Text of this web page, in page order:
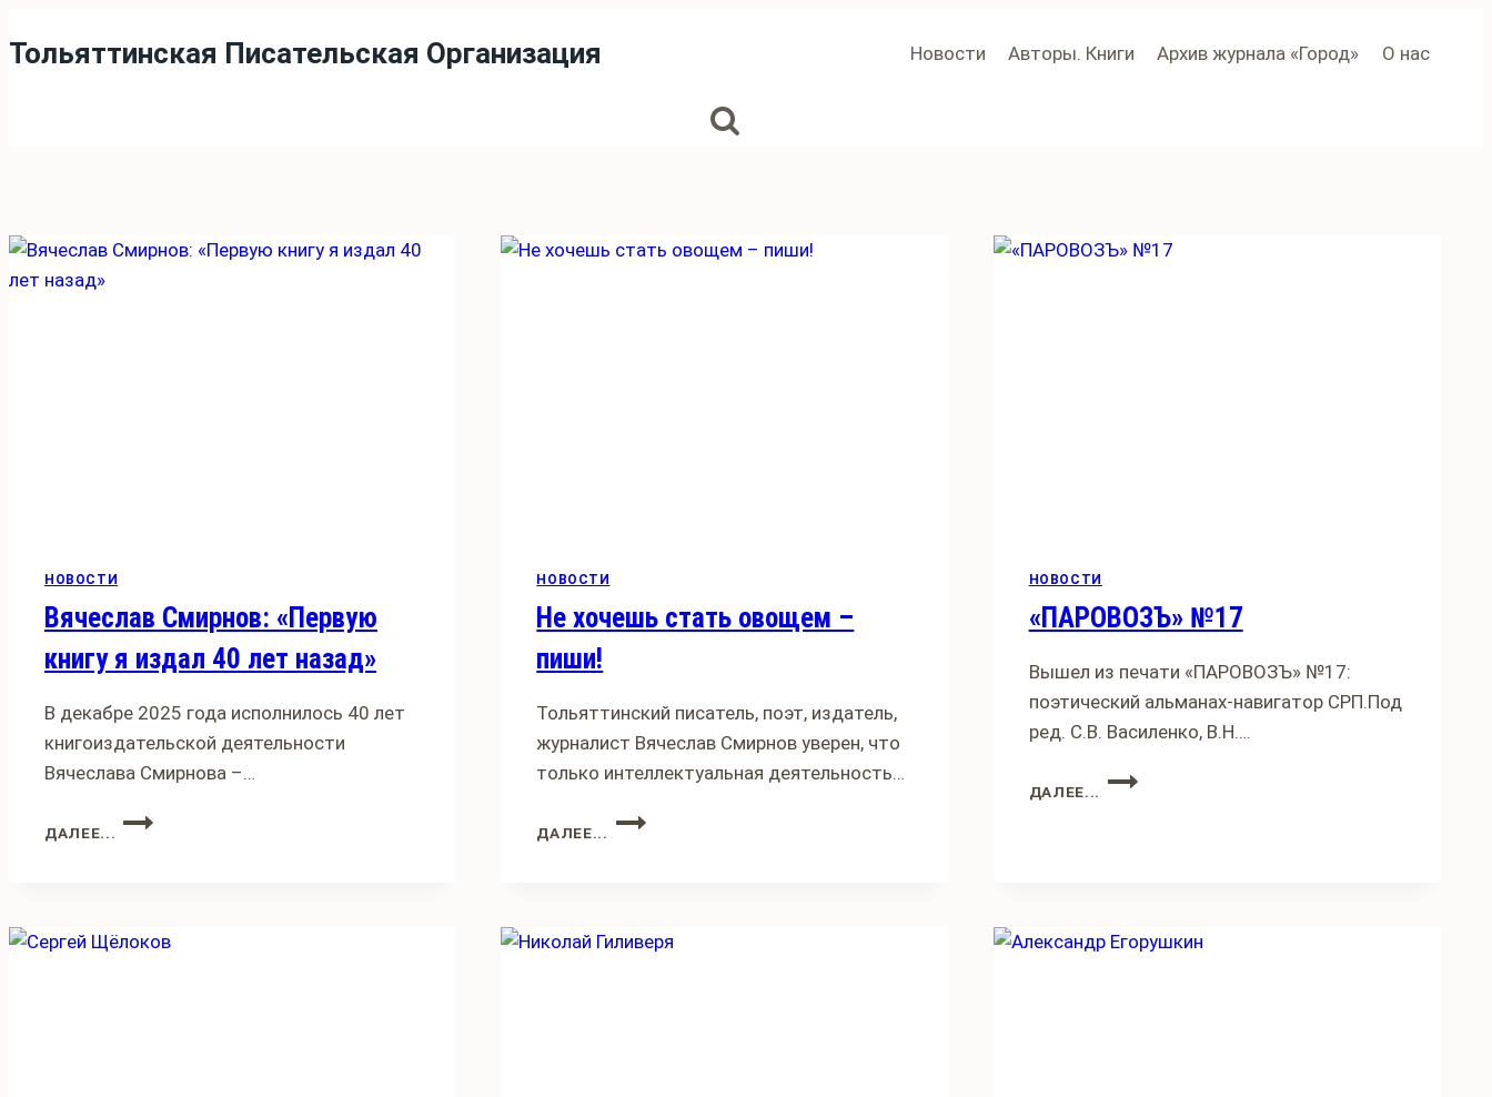
к
Тольяттинская Писательская Организация Новости Авторы. Книги Архив журнала «Город» О нас
НОВОСТИ
Вячеслав Смирнов: «Первую
книгу я издал 40 лет назад»
В декабре 2025 года исполнилось 40 лет
книгоиздательской деятельности
Вячеслава Смирнова –…
ДАЛЕЕ...
ВЯЧЕСЛАВ
ИЗДАЛ
НОВОСТИ
Не хочешь стать овощем –
пиши!
Тольяттинский писатель, поэт, издатель,
журналист Вячеслав Смирнов уверен, что
только интеллектуальная деятельность…
ДАЛЕЕ...
НЕ
НОВОСТИ
«ПАРОВОЗЪ» №17
Вышел из печати «ПАРОВОЗЪ» №17:
поэтический альманах-навигатор СРП.Под
ред. С.В. Василенко, В.Н….
ДАЛЕЕ...
«ПАРОВОЗЪ»